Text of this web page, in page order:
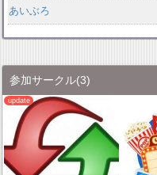
あいぶろ
参加サークル(3)